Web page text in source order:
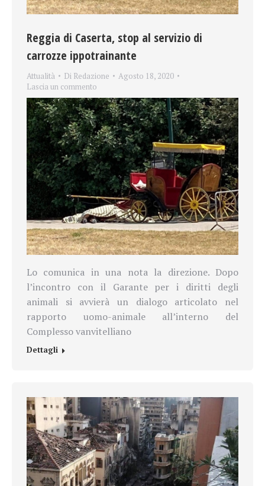
Reggia di Caserta, stop al servizio di
carrozze ippotrainante
Attualità Di Redazione
Agosto 18, 2020
Lascia un commento
Lo comunica in una nota la direzione. Dopo
l’incontro con il Garante per i diritti degli
animali si avvierà un dialogo articolato nel
rapporto uomo-animale all’interno del
Complesso vanvitelliano
Dettagli